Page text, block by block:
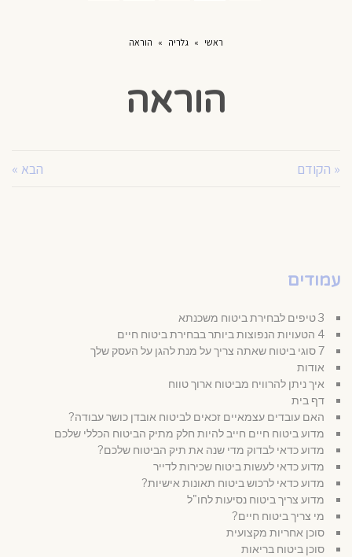
ראשי » גלריה » הוראה
הוראה
« הקודם הבא »
עמודים
3 טיפים לבחירת ביטוח משכנתא
4 הטעויות הנפוצות ביותר בבחירת ביטוח חיים
7 סוגי ביטוח שאתה צריך על מנת להגן על העסק שלך
אודות
איך ניתן להרוויח מביטוח ארוך טווח
דף בית
האם עובדים עצמאיים זכאים לביטוח אובדן כושר עבודה?
מדוע ביטוח חיים חייב להיות חלק מתיק הביטוח הכללי שלכם
מדוע כדאי לבדוק מדי שנה את תיק הביטוח שלכם?
מדוע כדאי לעשות ביטוח שכירות לדייר
מדוע כדאי לרכוש ביטוח תאונות אישיות?
מדוע צריך ביטוח נסיעות לחו"ל
מי צריך ביטוח חיים?
סוכן אחריות מקצועית
סוכן ביטוח בריאות